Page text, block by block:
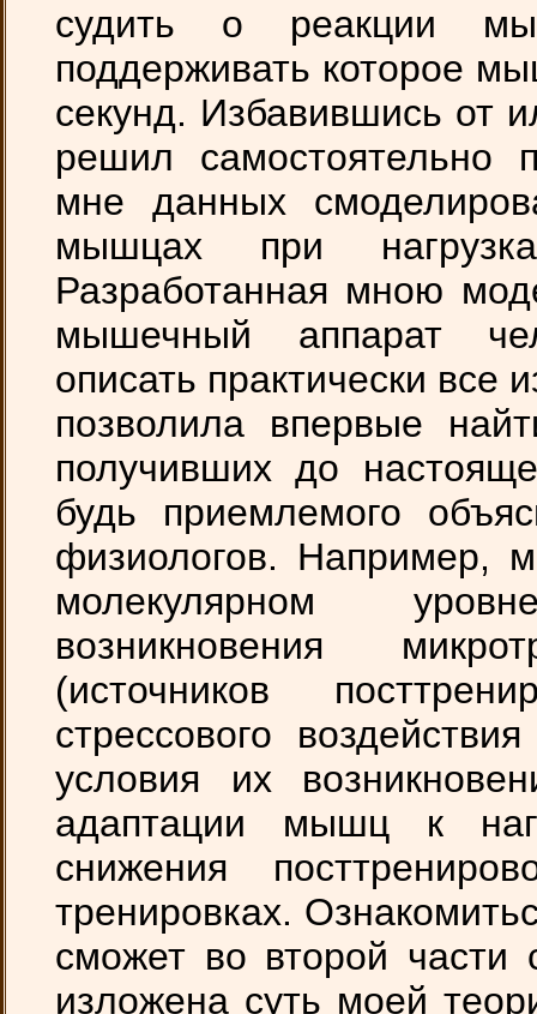
судить о реакции
поддерживать которое
секунд. Избавившись от
решил самостоятельно
мне данных
мышцах при
Разработанная мною
мышечный аппарат
описать практически все
позволила впервые
получивших до
будь приемлемого
физиологов. Например,
молекулярном
возникновения
(источников
стрессового
условия их
адаптации мышц к
снижения
тренировках.
сможет во второй части
изложена суть моей